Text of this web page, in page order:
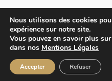
Luxe Infinity -
Nous utilisons des cookies
expérience sur notre site.
Vous pouvez en savoir plus
dans nos Mentions Légales
Accepter Refuser